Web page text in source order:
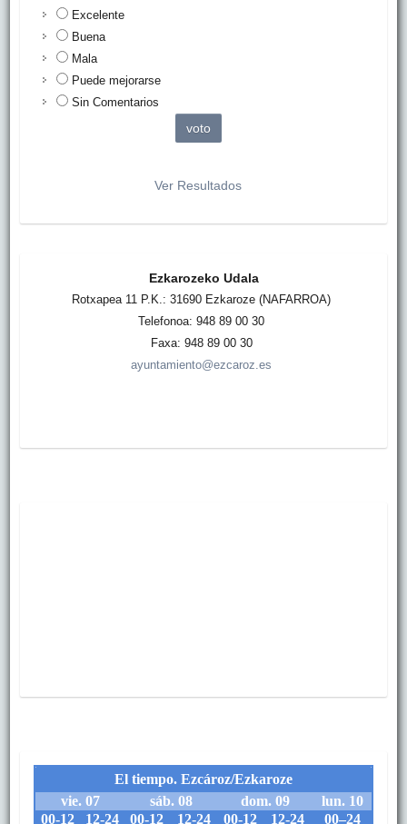
Excelente
Buena
Mala
Puede mejorarse
Sin Comentarios
Ver Resultados
Ezkarozeko Udala
Rotxapea 11 P.K.: 31690 Ezkaroze (NAFARROA)
Telefonoa: 948 89 00 30
Faxa: 948 89 00 30
ayuntamiento@ezcaroz.es